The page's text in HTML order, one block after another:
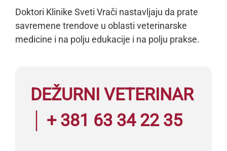
Doktori Klinike Sveti Vrači nastavljaju da prate
savremene trendove u oblasti veterinarske
medicine i na polju edukacije i na polju prakse.
DEŽURNI VETERINAR
│ + 381 63 34 22 35